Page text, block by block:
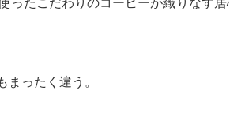
ったこだわりのコーヒーが織りなす居
ったく違う。